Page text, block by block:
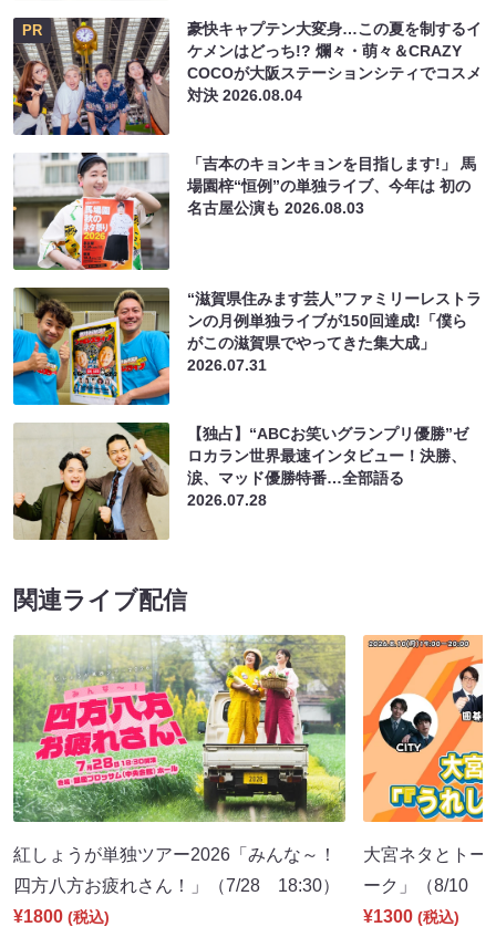
PR
豪快キャプテン大変身…この夏を制するイ
ケメンはどっち!? 爛々・萌々＆CRAZY
COCOが大阪ステーションシティでコスメ
対決2026.08.04
「吉本のキョンキョンを目指します!」 馬
場園梓“恒例”の単独ライブ、今年は 初の
名古屋公演も2026.08.03
“滋賀県住みます芸人”ファミリーレストラ
ンの月例単独ライブが150回達成!「僕ら
がこの滋賀県でやってきた集大成」
2026.07.31
【独占】“ABCお笑いグランプリ優勝”ゼ
ロカラン世界最速インタビュー！決勝、
涙、マッド優勝特番…全部語る
2026.07.28
関連ライブ配信
紅しょうが単独ツアー2026「みんな～！
四方八方お疲れさん！」（7/28 18:30）
¥1800 (税込)
大宮ネタとトー
ーク」（8/10
¥1300 (税込)